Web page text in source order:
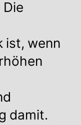
ist, wenn
damit.